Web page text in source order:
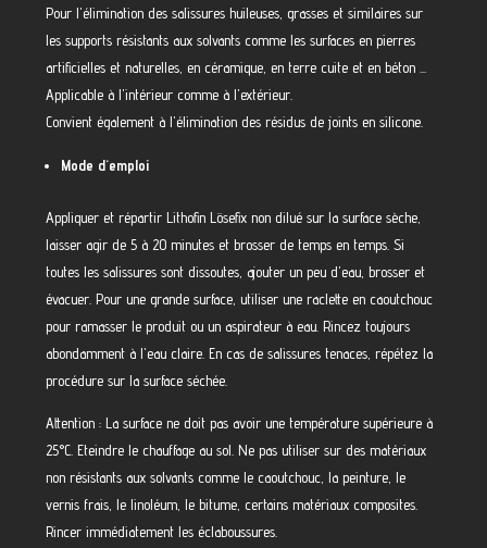
Pour l'élimination des salissures huileuses, grasses et similaires sur
les supports résistants aux solvants comme les surfaces en pierres
artificielles et naturelles, en céramique, en terre cuite et en béton ...
Applicable à l'intérieur comme à l'extérieur.
Convient également à l'élimination des résidus de joints en silicone.
Mode d'emploi
Appliquer et répartir Lithofin Lösefix non dilué sur la surface sèche,
laisser agir de 5 à 20 minutes et brosser de temps en temps. Si
toutes les salissures sont dissoutes, ajouter un peu d'eau, brosser et
évacuer. Pour une grande surface, utiliser une raclette en caoutchouc
pour ramasser le produit ou un aspirateur à eau. Rincez toujours
abondamment à l'eau claire. En cas de salissures tenaces, répétez la
procédure sur la surface séchée.
Attention : La surface ne doit pas avoir une température supérieure à
25°C. Eteindre le chauffage au sol. Ne pas utiliser sur des matériaux
non résistants aux solvants comme le caoutchouc, la peinture, le
vernis frais, le linoléum, le bitume, certains matériaux composites.
Rincer immédiatement les éclaboussures.